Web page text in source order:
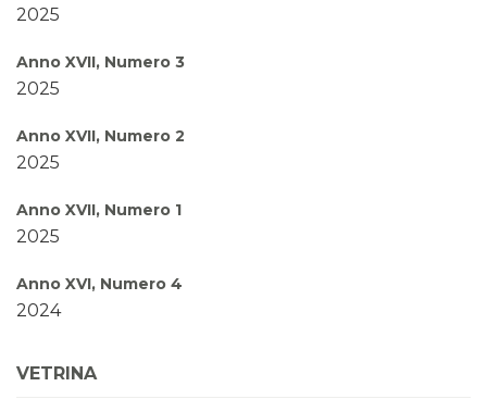
2025
Anno XVII, Numero 3
2025
Anno XVII, Numero 2
2025
Anno XVII, Numero 1
2025
Anno XVI, Numero 4
2024
2024
VETRINA